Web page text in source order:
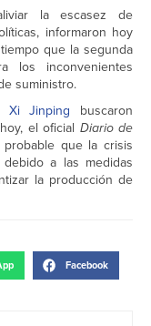
la escasez de
informaron hoy
que la segunda
los inconvenientes
suministro.
Xi Jinping buscaron
el oficial Diario de
que la crisis
a las medidas
la producción de
Facebook